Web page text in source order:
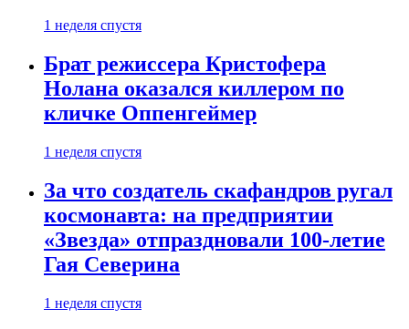
1 неделя спустя
Брат режиссера Кристофера
Нолана оказался киллером по
кличке Оппенгеймер
1 неделя спустя
За что создатель скафандров ругал
космонавта: на предприятии
«Звезда» отпраздновали 100-летие
Гая Северина
1 неделя спустя